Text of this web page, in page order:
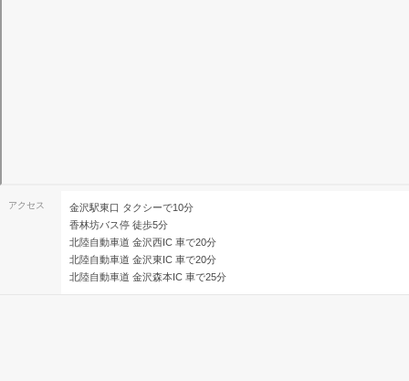
アクセス
金沢駅東口 タクシーで10分
香林坊バス停 徒歩5分
北陸自動車道 金沢西IC 車で20分
北陸自動車道 金沢東IC 車で20分
北陸自動車道 金沢森本IC 車で25分